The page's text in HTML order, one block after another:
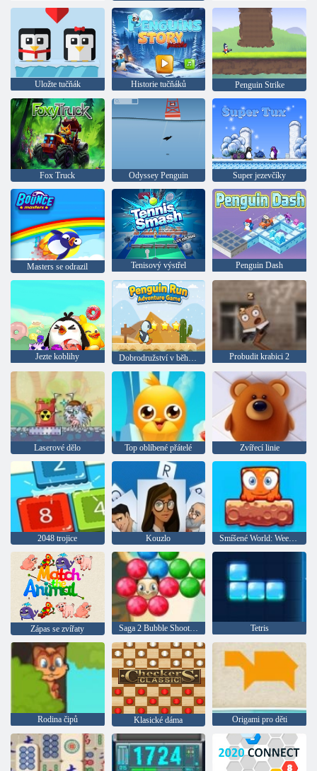
Uložte tučňák Historie tučňáků Penguin Strike
Fox Truck Odyssey Penguin Super jezevčíky
Masters se odrazil Tenisový výstřel Penguin Dash
Jezte koblihy Dobrodružství v běhu tučňáků Probudit krabici 2
Laserové dělo Top oblíbené přátelé Zvířecí linie
2048 trojice Kouzlo
Zápas se zvířaty Saga 2 Bubble Shooter 2 Tetris
Rodina čipů Klasické dáma Origami pro děti